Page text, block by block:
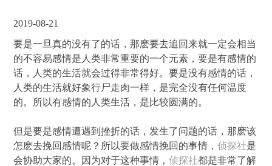
2019-08-21
要是一旦真的没有了的话，那麽要去追回来就一定会相当
的不容易感情是人类非常重要的一个元素，要是有感情的
话，人类的生活就会过得非常得好。要是没有感情的话，
人类的生活就好象行尸走肉一样，是完全没有任何温度
的。所以有感情的人类生活，是比较圆满的。
但是要是感情遭遇到挫折的话，发生了问题的话，那麽该
怎麽去挽回感情呢？所以要做感情挽回的事情，侦探社是
会协助大家的。因为对于这种事情，侦探社都是非常了解